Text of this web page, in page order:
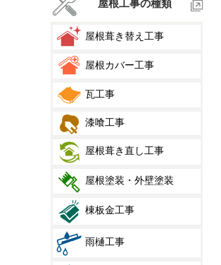
屋根工事の種類
屋根葺き替え工事
屋根カバー工事
瓦工事
漆喰工事
屋根葺き直し工事
屋根塗装・外壁塗装
棟板金工事
雨樋工事